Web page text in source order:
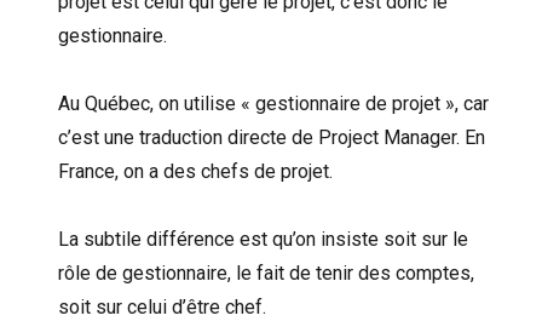
gestionnaire.
Au Québec, on utilise « gestionnaire de projet », car
c’est une traduction directe de Project Manager. En
France, on a des chefs de projet.
La subtile différence est qu’on insiste soit sur le
rôle de gestionnaire, le fait de tenir des comptes,
soit sur celui d’être chef.